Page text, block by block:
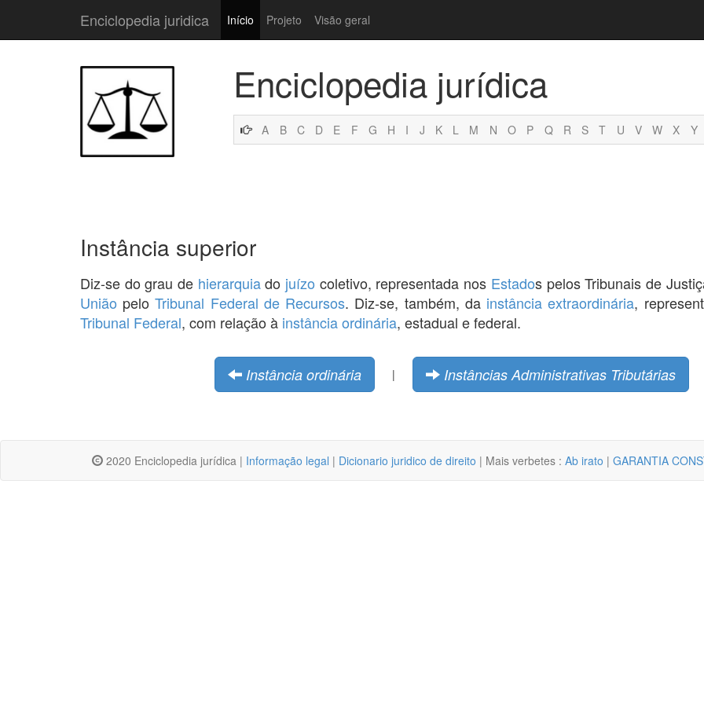
Enciclopedia juridica Início Projeto Visão geral
Enciclopedia jurídica
A B C D E F G H I J K L M N O P Q R S T U V W X Y
Instância superior
Diz-se do grau de hierarquiado juízo coletivo, representada nos Estados pelos Tribunais de
União peloTribunal Federal de Recursos. Diz-se, também, da instância extraordinária,
Tribunal Federal, com relação à instância ordinária, estadual e federal.
Instância ordinária | Instâncias Administrativas Tributárias
2020 Enciclopedia jurídica | Informação legal | Dicionario juridico de direito | Mais verbetes : Ab irato | GARANTIA